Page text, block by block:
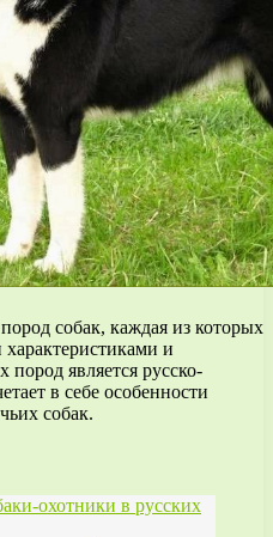
собак, каждая из которых
и
является русско-
в себе особенности
собак.
охотники в русских